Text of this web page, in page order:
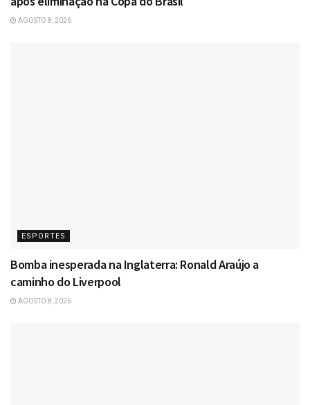
AGOSTO 8, 2026
ESPORTES
Bomba inesperada na Inglaterra: Ronald Araújo a
caminho do Liverpool
AGOSTO 8, 2026